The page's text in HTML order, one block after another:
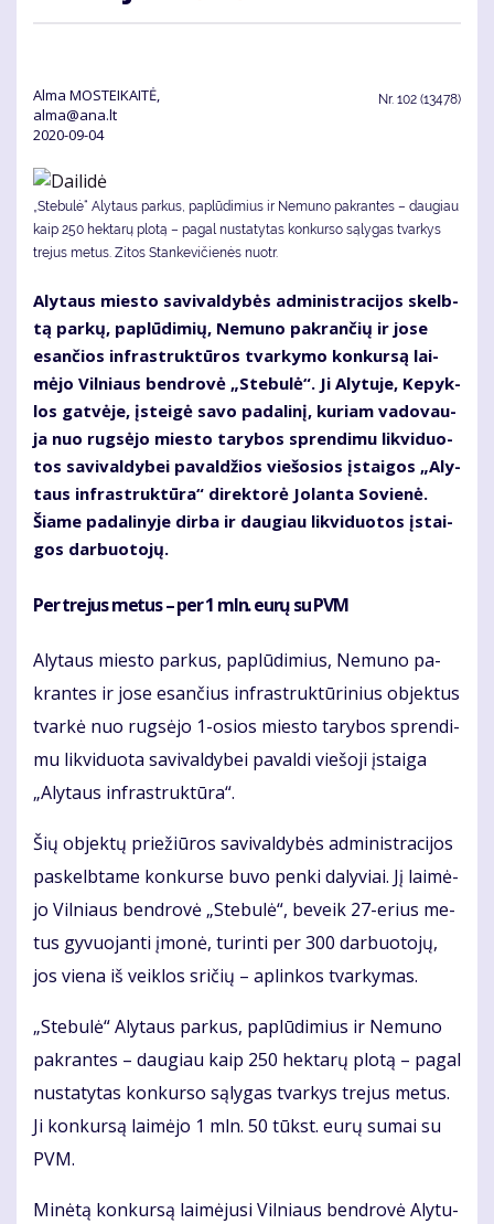
Alma MOSTEIKAITĖ,
alma@ana.lt
2020-09-04
Nr. 102 (13478)
„Ste­bu­lė“ Aly­taus par­kus, pa­plū­di­mius ir Ne­mu­no pa­kran­tes – dau­giau
kaip 250 hek­ta­rų plo­tą – pa­gal nu­sta­ty­tas kon­kur­so są­ly­gas tvar­kys
tre­jus me­tus. Zi­tos Stan­ke­vi­čie­nės nuotr.
Aly­taus mies­to sa­vi­val­dy­bės ad­mi­nist­ra­ci­jos skelb­
tą par­kų, pa­plū­di­mių, Ne­mu­no pa­kran­čių ir jo­se
esan­čios in­fra­struk­tū­ros tvar­ky­mo kon­kur­są lai­
mė­jo Vil­niaus ben­dro­vė „Ste­bu­lė“. Ji Aly­tu­je, Ke­pyk­
los gat­vė­je, įstei­gė sa­vo pa­da­li­nį, ku­riam va­do­vau­
ja nuo rug­sė­jo mies­to ta­ry­bos spren­di­mu lik­vi­duo­
tos sa­vi­val­dy­bei pa­val­džios vie­šo­sios įstai­gos „Aly­
taus in­fra­struk­tū­ra“ di­rek­to­rė Jo­lan­ta So­vie­nė.
Šia­me pa­da­li­ny­je dir­ba ir dau­giau lik­vi­duo­tos įstai­
gos dar­buo­to­jų.
Per tre­jus me­tus –per 1 mln. eu­rų su PVM
Aly­taus mies­to par­kus, pa­plū­di­mius, Ne­mu­no pa­
kran­tes ir jo­se esan­čius in­fra­struk­tū­ri­nius ob­jek­tus
tvar­kė nuo rug­sė­jo 1-osios mies­to ta­ry­bos spren­di­
mu lik­vi­duo­ta sa­vi­val­dy­bei pa­val­di vie­šo­ji įstai­ga
„Aly­taus in­fra­struk­tū­ra“.
Šių ob­jek­tų prie­žiū­ros sa­vi­val­dy­bės ad­mi­nist­ra­ci­jos
pa­skelb­ta­me kon­kur­se bu­vo pen­ki da­ly­viai. Jį lai­mė­
jo Vil­niaus ben­dro­vė „Ste­bu­lė“, be­veik 27-erius me­
tus gy­vuo­jan­ti įmo­nė, tu­rin­ti per 300 dar­buo­to­jų,
jos vie­na iš veik­los sri­čių – ap­lin­kos tvar­ky­mas.
„Ste­bu­lė“ Aly­taus par­kus, pa­plū­di­mius ir Ne­mu­no
pa­kran­tes – dau­giau kaip 250 hek­ta­rų plo­tą – pa­gal
nu­sta­ty­tas kon­kur­so są­ly­gas tvar­kys tre­jus me­tus.
Ji kon­kur­są lai­mė­jo 1 mln. 50 tūkst. eu­rų su­mai su
PVM.
Mi­nė­tą kon­kur­są lai­mė­ju­si Vil­niaus ben­dro­vė Aly­tu­